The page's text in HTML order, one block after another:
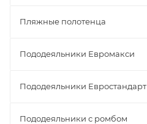
Пляжные полотенца
Пододеяльники Евромакси
Пододеяльники Евростандарт
Пододеяльники с ромбом